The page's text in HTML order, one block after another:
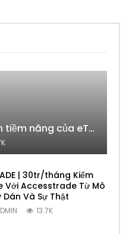
GoodDollar – Dự án tiềm năng của eToro có phải lừa đảo hay không?
| 30tr/tháng Kiếm
Với Accesstrade Từ Mô
Và Sự Thật
13.7K